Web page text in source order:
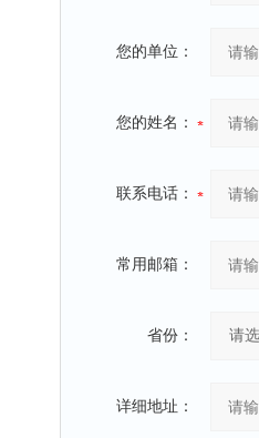
您的单位：
您的姓名：
联系电话：
常用邮箱：
省份：
详细地址：